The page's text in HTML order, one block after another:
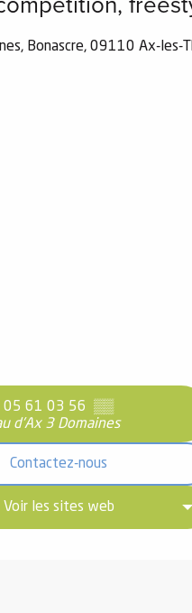
Bonascre, 09110 Ax-les-
05 61 03 56 ▒▒
d'Ax 3 Domaines
Contactez-nous
Voir les sites web